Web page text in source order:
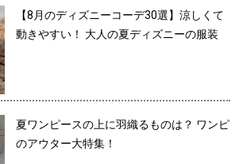
【8月のディズニーコーデ30選】涼しくて
動きやすい！ 大人の夏ディズニーの服装
夏ワンピースの上に羽織るものは？ ワンピ
のアウター大特集！